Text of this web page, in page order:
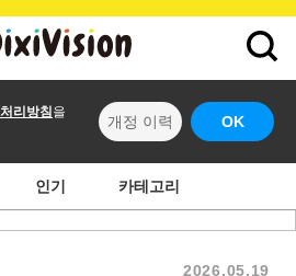
리방침 을
개정 이력 OK
인기 카테고리
2026.05.19